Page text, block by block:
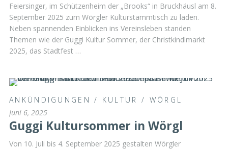
Feiersinger, im Schützenheim der „Brooks“ in Bruckhäusl am 8.
September 2025 zum Wörgler Kulturstammtisch zu laden.
Neben spannenden Einblicken ins Vereinsleben standen
Themen wie der Guggi Kultur Sommer, der Christkindlmarkt
2025, das Stadtfest …
ANKÜNDIGUNGEN / KULTUR / WÖRGL
Juni 6, 2025
Guggi Kultursommer in Wörgl
Von 10. Juli bis 4. September 2025 gestalten Wörgler